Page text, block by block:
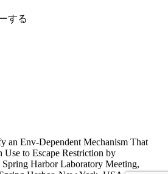
する
an Env-Dependent Mechanism That
to Escape Restriction by
Harbor Laboratory Meeting,